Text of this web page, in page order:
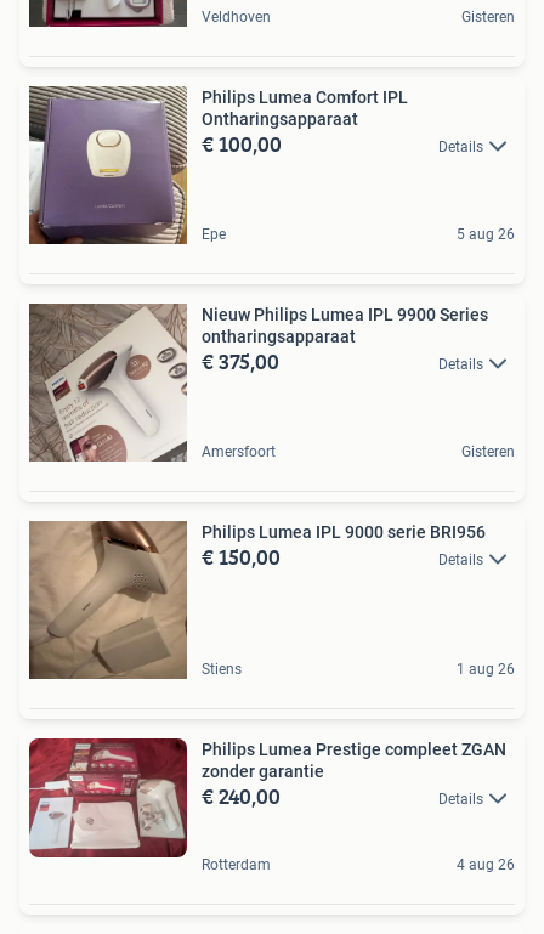
Veldhoven Gisteren
Philips Lumea Comfort IPL
Ontharingsapparaat
€ 100,00 Details
Epe 5 aug 26
Nieuw Philips Lumea IPL 9900 Series
ontharingsapparaat
€ 375,00 Details
Amersfoort Gisteren
Philips Lumea IPL 9000 serie BRI956
€ 150,00 Details
Stiens 1 aug 26
Philips Lumea Prestige compleet ZGAN
zonder garantie
€ 240,00 Details
Rotterdam 4 aug 26